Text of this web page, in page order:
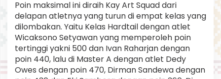
Poin maksimal ini diraih Kay Art Squad dari
delapan atletnya yang turun di empat kelas yang
dilombakan. Yaitu Kelas Hardtail dengan atlet
Wicaksono Setyawan yang memperoleh poin
tertinggi yakni 500 dan Ivan Raharjan dengan
poin 440, lalu di Master A dengan atlet Dedy
Owes dengan poin 470, Dirman Sandewa dengan